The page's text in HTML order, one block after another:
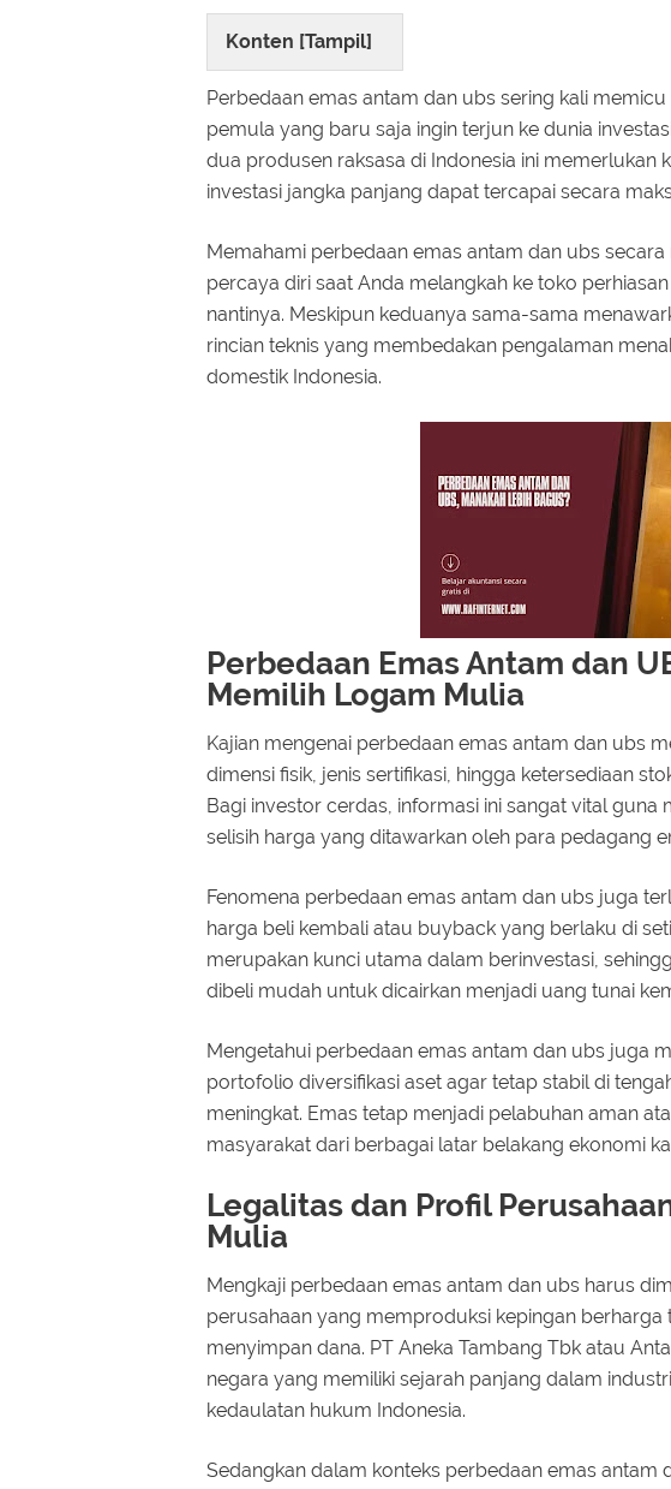
Konten [Tampil]
Perbedaan emas antam dan ubs sering kali
pemula yang baru saja ingin terjun ke dunia
dua produsen raksasa di Indonesia ini memerlukan
investasi jangka panjang dapat tercapai secara
Memahami perbedaan emas antam dan ubs
percaya diri saat Anda melangkah ke toko
nantinya. Meskipun keduanya sama-sama
rincian teknis yang membedakan pengalaman
domestik Indonesia.
Perbedaan Emas Antam dan
Memilih Logam Mulia
Kajian mengenai perbedaan emas antam dan ubs
dimensi fisik, jenis sertifikasi, hingga ketersediaan
Bagi investor cerdas, informasi ini sangat vital guna
selisih harga yang ditawarkan oleh para pedagang
Fenomena perbedaan emas antam dan ubs juga
harga beli kembali atau buyback yang berlaku di
merupakan kunci utama dalam berinvestasi,
dibeli mudah untuk dicairkan menjadi uang tunai
Mengetahui perbedaan emas antam dan ubs juga
portofolio diversifikasi aset agar tetap stabil di
meningkat. Emas tetap menjadi pelabuhan aman
masyarakat dari berbagai latar belakang ekonomi
Legalitas dan Profil
Mulia
Mengkaji perbedaan emas antam dan ubs harus
perusahaan yang memproduksi kepingan
menyimpan dana. PT Aneka Tambang Tbk atau
negara yang memiliki sejarah panjang dalam
kedaulatan hukum Indonesia.
Sedangkan dalam konteks perbedaan emas antam